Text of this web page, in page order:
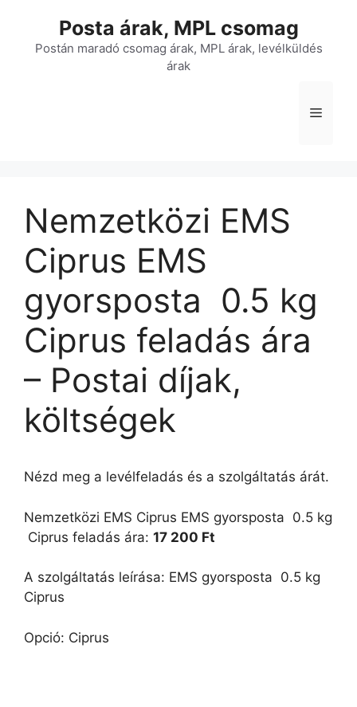
tartalomba
Posta árak, MPL csomag
Postán maradó csomag árak, MPL árak, levélküldés
árak
Menü
Nemzetközi EMS
Ciprus EMS
gyorsposta  0.5 kg 
Ciprus feladás ára
– Postai díjak,
költségek
Nézd meg a levélfeladás és a szolgáltatás árát.
Nemzetközi EMS Ciprus EMS gyorsposta  0.5 kg
 Ciprus feladás ára: 17 200 Ft
A szolgáltatás leírása: EMS gyorsposta  0.5 kg 
Ciprus
Opció: Ciprus